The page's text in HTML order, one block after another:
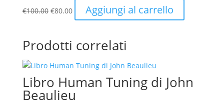
€100.00 Il
era:
€100.00.
€80.00Il
prezzo
€80.00.
Aggiungi al carrello
Prodotti correlati
Libro Human Tuning di John
Beaulieu